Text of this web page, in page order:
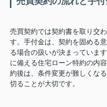
売買契約では契約書を取り交
す。手付金は、契約を固める
る場合の扱いが決まっていま
に備える住宅ローン特約の内
約後は、条件変更が難しくな
切ることが大切です。